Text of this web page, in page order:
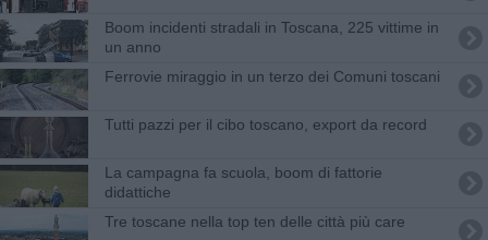
Boom incidenti stradali in Toscana, 225 vittime in
un anno
Ferrovie miraggio in un terzo dei Comuni toscani
Tutti pazzi per il cibo toscano, export da record
La campagna fa scuola, boom di fattorie
didattiche
Tre toscane nella top ten delle città più care